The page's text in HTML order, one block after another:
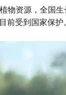
物资源，全国
前受到国家保护。